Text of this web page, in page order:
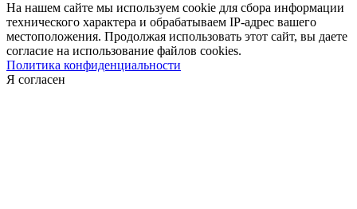
На нашем сайте мы используем cookie для сбора информации
технического характера и обрабатываем IP-адрес вашего
местоположения. Продолжая использовать этот сайт, вы даете
согласие на использование файлов cookies.
Политика конфиденциальности
Я согласен